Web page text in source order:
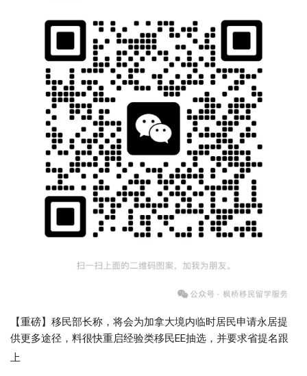
【重磅】移民部长称，将会为加拿大境内临时居民申请永居提
供更多途径，料很快重启经验类移民EE抽选，并要求省提名跟
上